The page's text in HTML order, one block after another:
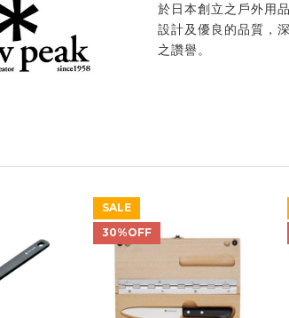
於日本創立之戶外用
設計及優良的品質，
之讚譽。
SALE
30%OFF